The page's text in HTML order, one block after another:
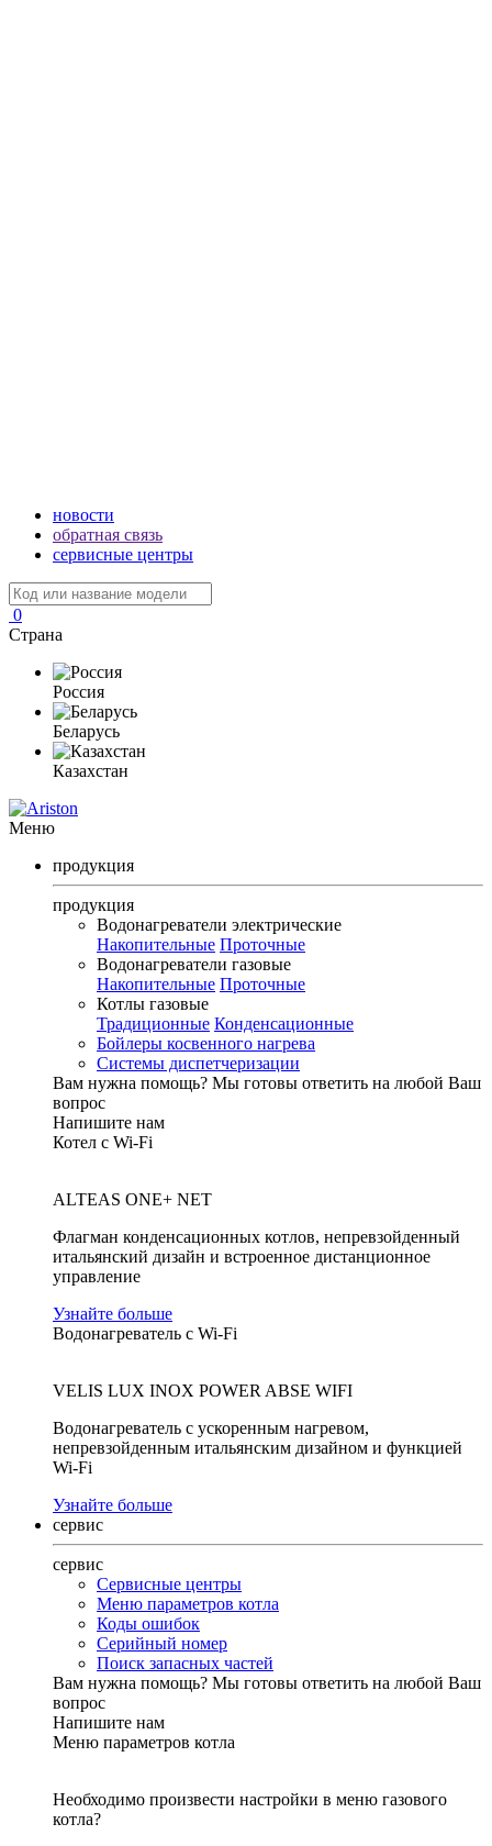
новости
обратная связь
сервисные центры
0
Страна
Россия
Беларусь
Казахстан
Меню
продукция
продукция
Водонагреватели электрические
Накопительные Проточные
Водонагреватели газовые
Накопительные Проточные
Котлы газовые
Традиционные Конденсационные
Бойлеры косвенного нагрева
Системы диспетчеризации
Вам нужна помощь? Мы готовы ответить на любой Ваш
вопрос
Напишите нам
Котел с Wi-Fi
ALTEAS ONE+ NET
Флагман конденсационных котлов, непревзойденный
итальянский дизайн и встроенное дистанционное
управление
Узнайте больше
Водонагреватель с Wi-Fi
VELIS LUX INOX POWER ABSE WIFI
Водонагреватель с ускоренным нагревом,
непревзойденным итальянским дизайном и функцией
Wi-Fi
Узнайте больше
сервис
сервис
Сервисные центры
Меню параметров котла
Коды ошибок
Серийный номер
Поиск запасных частей
Вам нужна помощь? Мы готовы ответить на любой Ваш
вопрос
Напишите нам
Меню параметров котла
Необходимо произвести настройки в меню газового
котла?